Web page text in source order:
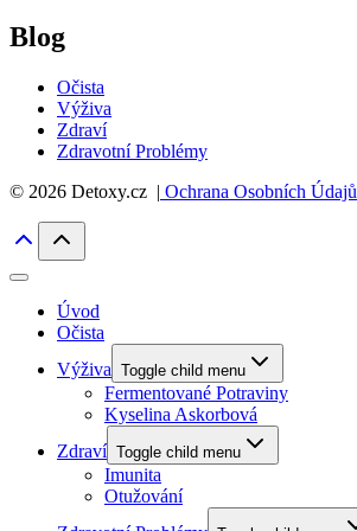
Blog
Očista
Výživa
Zdraví
Zdravotní Problémy
© 2026 Detoxy.cz | Ochrana Osobních Údajů
Úvod
Očista
Výživa Toggle child menu
Fermentované Potraviny
Kyselina Askorbová
Zdraví Toggle child menu
Imunita
Otužování